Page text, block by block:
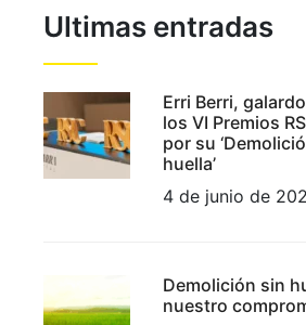
Ultimas entradas
Erri Berri,
los VI Premios
por su
huella’
4 de junio de
Demolición sin
nuestro